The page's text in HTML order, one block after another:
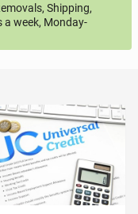
Shipping,
a week, Monday-